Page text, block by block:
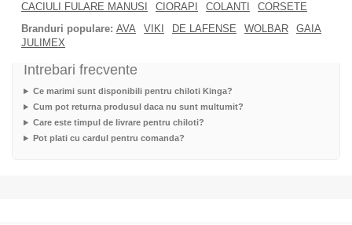
CACIULI FULARE MANUSI
CIORAPI COLANTI
CORSETE
Branduri populare: AVA VIKI DE LAFENSE WOLBAR
GAIA
JULIMEX
Intrebari frecvente
Ce marimi sunt disponibili pentru chiloti Kinga?
Cum pot returna produsul daca nu sunt multumit?
Care este timpul de livrare pentru chiloti?
Pot plati cu cardul pentru comanda?